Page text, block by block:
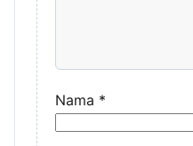
Nama *